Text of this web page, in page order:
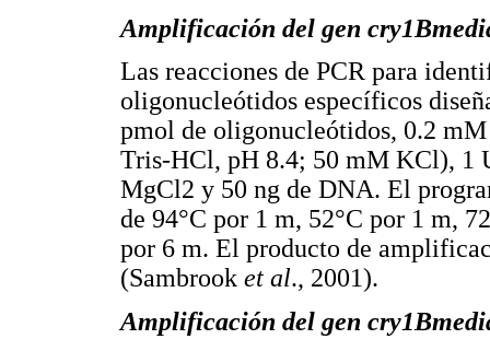
Amplificación del gen cry1B
Las reacciones de PCR para
oligonucleótidos específicos
pmol de oligonucleótidos, 0.2
Tris-HCl, pH 8.4; 50 mM KCl), 1
MgCl2 y 50 ng de DNA. El
de 94°C por 1 m, 52°C por 1 m,
por 6 m. El producto de
(Sambrook et al., 2001).
Amplificación del gen cry1B